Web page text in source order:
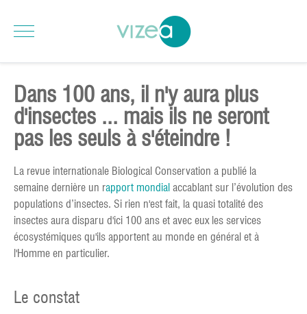
Dans 100 ans, il n'y aura plus
d'insectes ... mais ils ne seront
pas les seuls à s'éteindre !
La revue internationale Biological Conservation a publié la
semaine dernière un rapport mondial accablant sur l’évolution des
populations d’insectes. Si rien n'est fait, la quasi totalité des
insectes aura disparu d'ici 100 ans et avec eux les services
écosystémiques qu'ils apportent au monde en général et à
l'Homme en particulier.
Le constat